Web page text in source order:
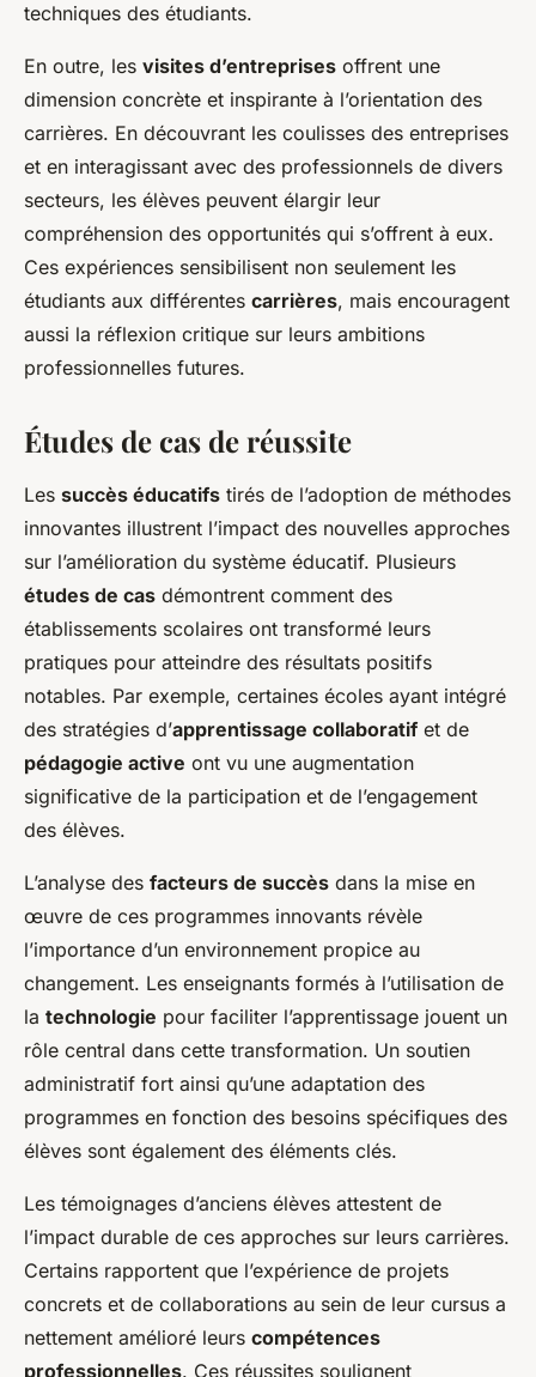
techniques des étudiants.
En outre, les visites d’entreprises offrent une
dimension concrète et inspirante à l’orientation des
carrières. En découvrant les coulisses des entreprises
et en interagissant avec des professionnels de divers
secteurs, les élèves peuvent élargir leur
compréhension des opportunités qui s’offrent à eux.
Ces expériences sensibilisent non seulement les
étudiants aux différentes carrières, mais encouragent
aussi la réflexion critique sur leurs ambitions
professionnelles futures.
Études de cas de réussite
Les succès éducatifs tirés de l’adoption de méthodes
innovantes illustrent l’impact des nouvelles approches
sur l’amélioration du système éducatif. Plusieurs
études de cas démontrent comment des
établissements scolaires ont transformé leurs
pratiques pour atteindre des résultats positifs
notables. Par exemple, certaines écoles ayant intégré
des stratégies d’apprentissage collaboratif et de
pédagogie active ont vu une augmentation
significative de la participation et de l’engagement
des élèves.
L’analyse des facteurs de succès dans la mise en
œuvre de ces programmes innovants révèle
l’importance d’un environnement propice au
changement. Les enseignants formés à l’utilisation de
la technologie pour faciliter l’apprentissage jouent un
rôle central dans cette transformation. Un soutien
administratif fort ainsi qu’une adaptation des
programmes en fonction des besoins spécifiques des
élèves sont également des éléments clés.
Les témoignages d’anciens élèves attestent de
l’impact durable de ces approches sur leurs carrières.
Certains rapportent que l’expérience de projets
concrets et de collaborations au sein de leur cursus a
nettement amélioré leurs compétences
professionnelles. Ces réussites soulignent